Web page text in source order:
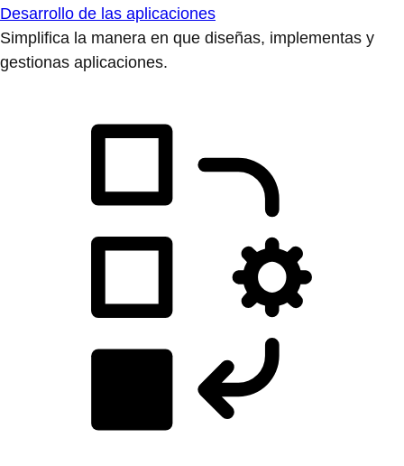
Desarrollo de las aplicaciones
Simplifica la manera en que diseñas, implementas y
gestionas aplicaciones.